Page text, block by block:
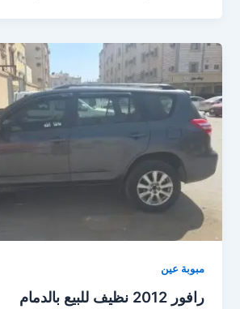
مبوبة عين
رافور 2012 نظيف للبيع بالدمام